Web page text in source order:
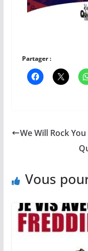
Partager :
We Will Rock
Vous